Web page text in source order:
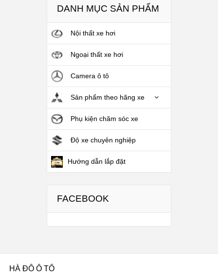
DANH MỤC SẢN PHẨM
Nội thất xe hơi
Ngoại thất xe hơi
Camera ô tô
Sản phẩm theo hãng xe
Phụ kiện chăm sóc xe
Độ xe chuyên nghiệp
Hướng dẫn lắp đặt
FACEBOOK
HÀ ĐÔ Ô TÔ